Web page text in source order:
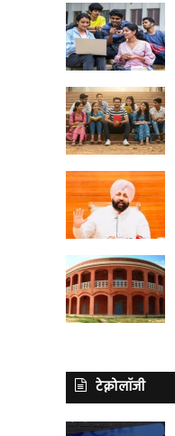
टेक्नोलॉजी